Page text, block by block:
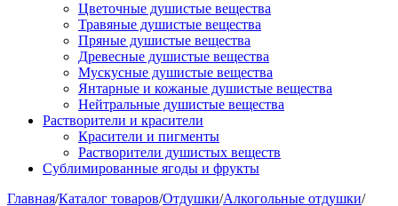
Цветочные душистые вещества
Травяные душистые вещества
Пряные душистые вещества
Древесные душистые вещества
Мускусные душистые вещества
Янтарные и кожаные душистые вещества
Нейтральные душистые вещества
Растворители и красители
Красители и пигменты
Растворители душистых веществ
Сублимированные ягоды и фрукты
Главная/Каталог товаров/Отдушки/Алкогольные отдушки/